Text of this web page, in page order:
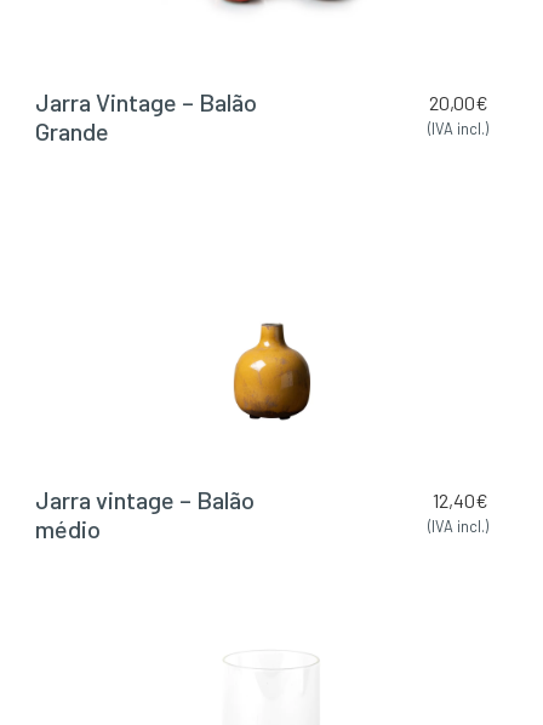
Jarra Vintage – Balão
Grande
20,00€
(IVA incl.)
Jarra vintage – Balão
médio
12,40€
(IVA incl.)